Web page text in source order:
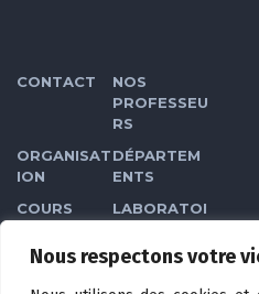
Nous respectons votre
CONTACT
NOS
PROFESSEU
RS
ORGANISAT
ION
DÉPARTEM
ENTS
COURS
LABORATOI
GALERIE
CLUBS DES